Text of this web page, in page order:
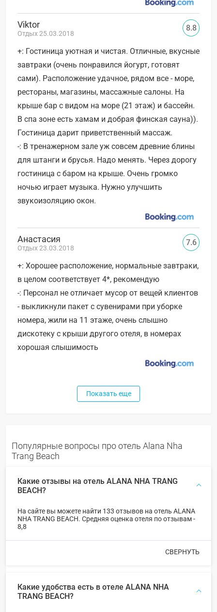
Viktor
Отдых 25.03.2018
+: Гостиница уютная и чистая. Отличные, вкусные
завтраки (очень понравился йогурт, готовят
сами). Расположение удачное, рядом все - море,
рестораны, магазины, массажные салоны. На
крыше бар с видом на море (21 этаж) и бассейн.
В спа зоне есть хамам и добрая финская сауна)).
Гостиница дарит приветственный массаж.
-: В тренажерном зале уж совсем древние блины
для штанги и брусья. Надо менять. Через дорогу
гостиница с баром на крыше. Очень громко
ночью играет музыка. Нужно улучшить
звукоизоляцию окон.
8.8
Анастасия
Отдых 23.03.2018
+: Хорошее расположение, нормальные завтраки,
в целом соответствует 4*, рекомендую
-: Персонал не отличает мусор от вещей клиентов
- выкликнули пакет с сувенирами при уборке
номера, жили на 11 этаже, очень слышно
дискотеку с крыши другого отеля, в номерах
хорошая слышимость
7.6
Показать еще
Популярные вопросы про отель Alana Nha
Trang Beach
Какие отзывы на отель ALANA NHA TRANG
BEACH?
На сайте вы можете найти 133 отзывов на отель ALANA
NHA TRANG BEACH. Средняя оценка отеля по отзывам -
8,8
СВЕРНУТЬ
Какие удобства есть в отеле ALANA NHA
TRANG BEACH?